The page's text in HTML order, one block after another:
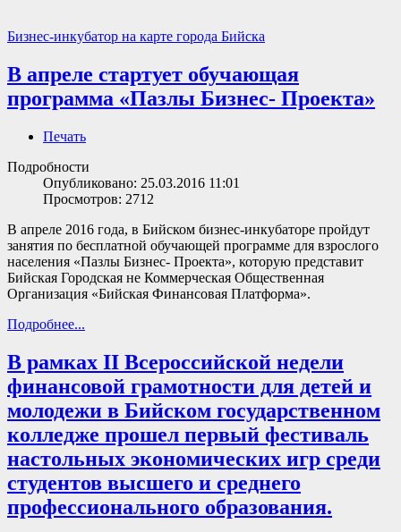
Бизнес-инкубатор на карте города Бийска
В апреле стартует обучающая
программа «Пазлы Бизнес- Проекта»
Печать
Подробности
Опубликовано: 25.03.2016 11:01
Просмотров: 2712
В апреле 2016 года, в Бийском бизнес-инкубаторе пройдут
занятия по бесплатной обучающей программе для взрослого
населения «Пазлы Бизнес- Проекта», которую представит
Бийская Городская не Коммерческая Общественная
Организация «Бийская Финансовая Платформа».
Подробнее...
В рамках II Всероссийской недели
финансовой грамотности для детей и
молодежи в Бийском государственном
колледже прошел первый фестиваль
настольных экономических игр среди
студентов высшего и среднего
профессионального образования.